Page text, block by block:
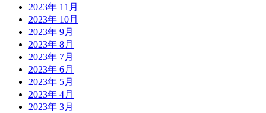
2023年 11月
2023年 10月
2023年 9月
2023年 8月
2023年 7月
2023年 6月
2023年 5月
2023年 4月
2023年 3月